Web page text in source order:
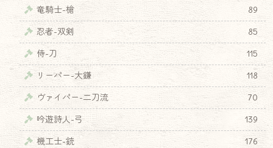
竜騎士-槍
89
忍者-双剣
85
侍-刀
115
リーパー-大鎌
118
ヴァイパー-二刀流
70
吟遊詩人-弓
139
機工士-銃
176